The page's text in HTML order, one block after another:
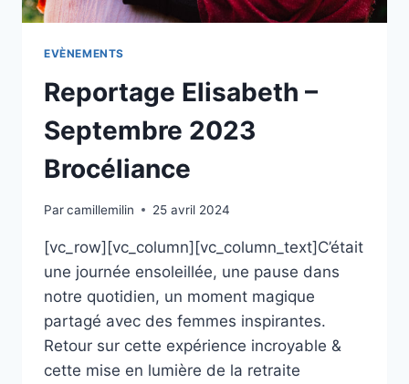
EVÈNEMENTS
Reportage Elisabeth –
Septembre 2023
Brocéliance
Parcamillemilin 25 avril 2024
[vc_row][vc_column][vc_column_text]C’était
une journée ensoleillée, une pause dans
notre quotidien, un moment magique
partagé avec des femmes inspirantes.
Retour sur cette expérience incroyable &
cette mise en lumière de la retraite